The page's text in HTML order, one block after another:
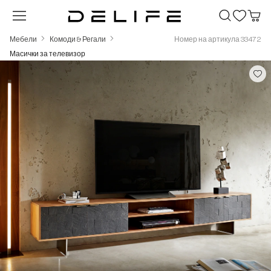
Преминете към основното съдържание
Мебели
Комоди & Регали
Масички за телевизор
Номер на артикула 33472
Пропуснете галерия с изображения